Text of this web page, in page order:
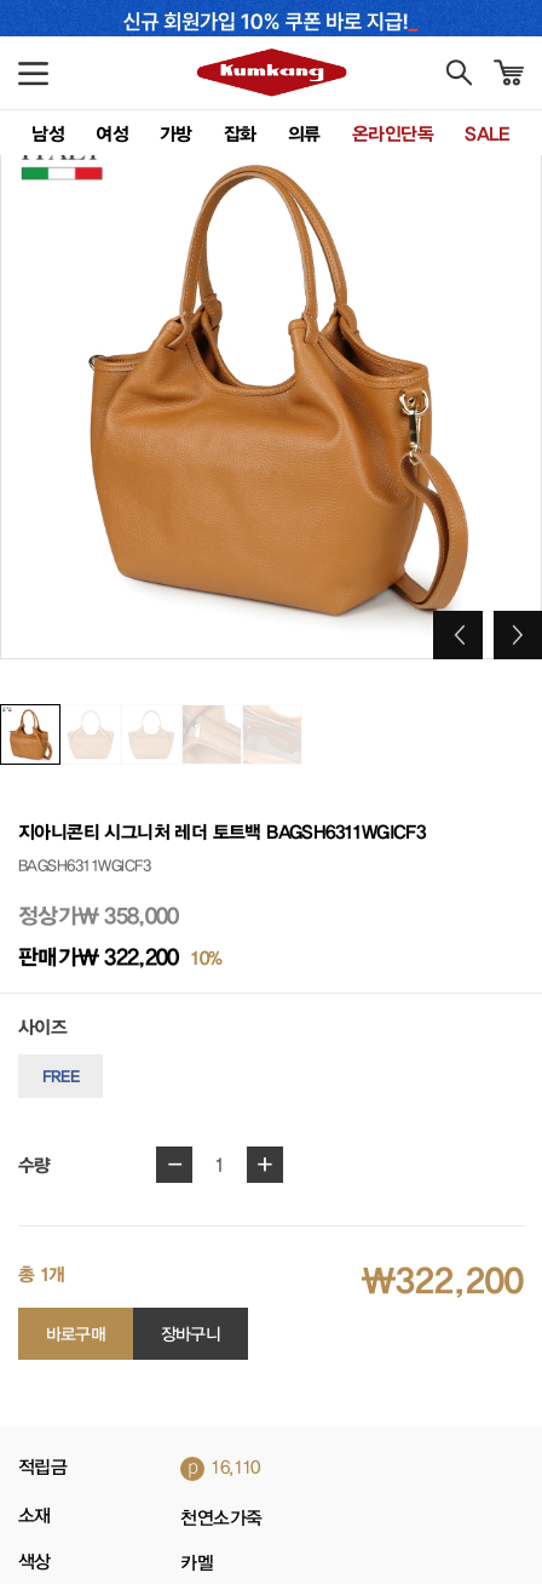
남성 여성 가방 잡화 의류 온라인단독 SALE
지아니콘티 시그니처 레더 토트백 BAGSH6311WGICF3
BAGSH6311WGICF3
정상가₩ 358,000
판매가₩ 322,200 10%
사이즈
FREE
수량 - 1 +
총 1개 ₩322,200
바로구매 장바구니
적립금 p 16,110
소재 천연소가죽
색상 카멜